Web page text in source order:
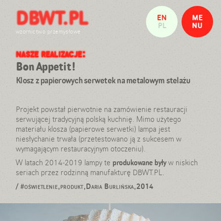
Witamy w pracowni projektowej
Nasze realizacje
Daria Burlińska
Wojtek Traczyk
Referencje: wystawy i publikacje
Kontakt
info@dbwt.pl
tel: 501 897 760
EN
PL
ME
NU
DBWT.PL
wzornictwo przemysłowe
nasze realizacje:
Bon Appetit!
Klosz z papierowych serwetek na metalowym stelażu
Projekt powstał pierwotnie na zamówienie restauracji
serwującej tradycyjną polską kuchnię. Mimo użytego
materiału klosza (papierowe serwetki) lampa jest
niesłychanie trwała (przetestowano ją z sukcesem w
wymagającym restauracyjnym otoczeniu).
W latach 2014-2019 lampy te produkowane byływ niskich
seriach przez rodzinną manufakturę DBWT.PL.
/#oświetlenie,produkt,Daria Burlińska,2014